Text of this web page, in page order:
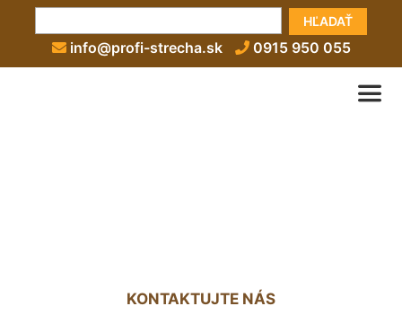
HĽADAŤ
info@profi-strecha.sk 0915 950 055
KONTAKTUJTE NÁS